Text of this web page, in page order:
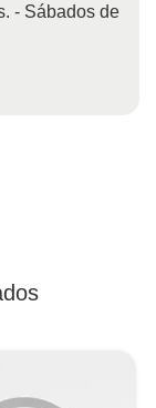
- Sábados de